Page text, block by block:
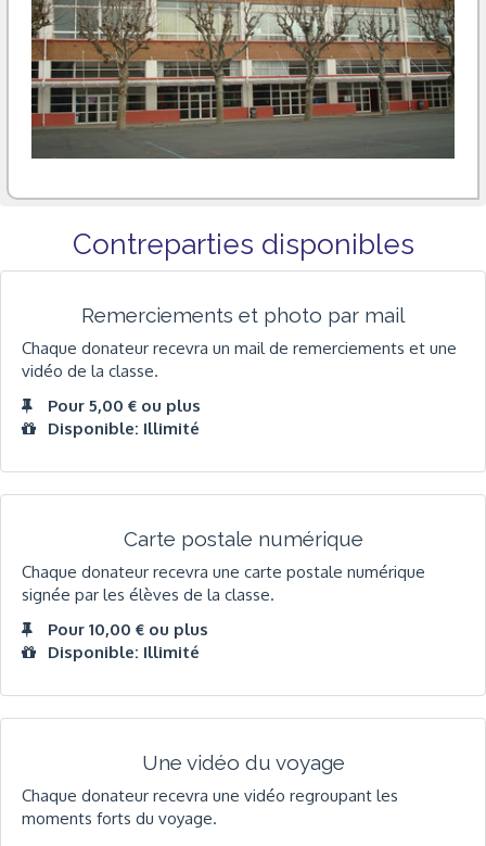
Contreparties disponibles
Remerciements et photo par mail
Chaque donateur recevra un mail de remerciements et une
vidéo de la classe.
Pour 5,00 € ou plus
Disponible: Illimité
Carte postale numérique
Chaque donateur recevra une carte postale numérique
signée par les élèves de la classe.
Pour 10,00 € ou plus
Disponible: Illimité
Une vidéo du voyage
Chaque donateur recevra une vidéo regroupant les
moments forts du voyage.